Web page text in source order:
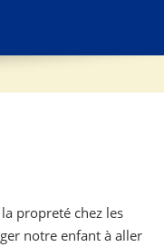
propreté chez les
notre enfant à aller